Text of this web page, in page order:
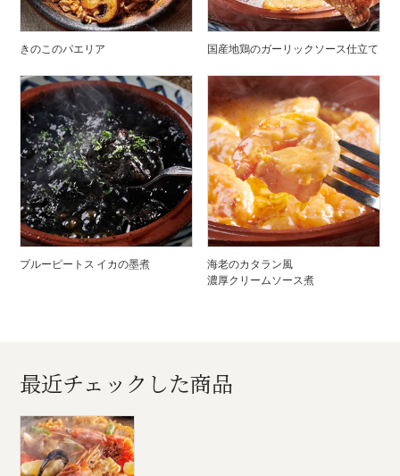
きのこのパエリア 国産地鶏のガーリックソース仕立て
プルーピートス イカの墨煮
海老のカタラン風
濃厚クリームソース煮
最近チェックした商品